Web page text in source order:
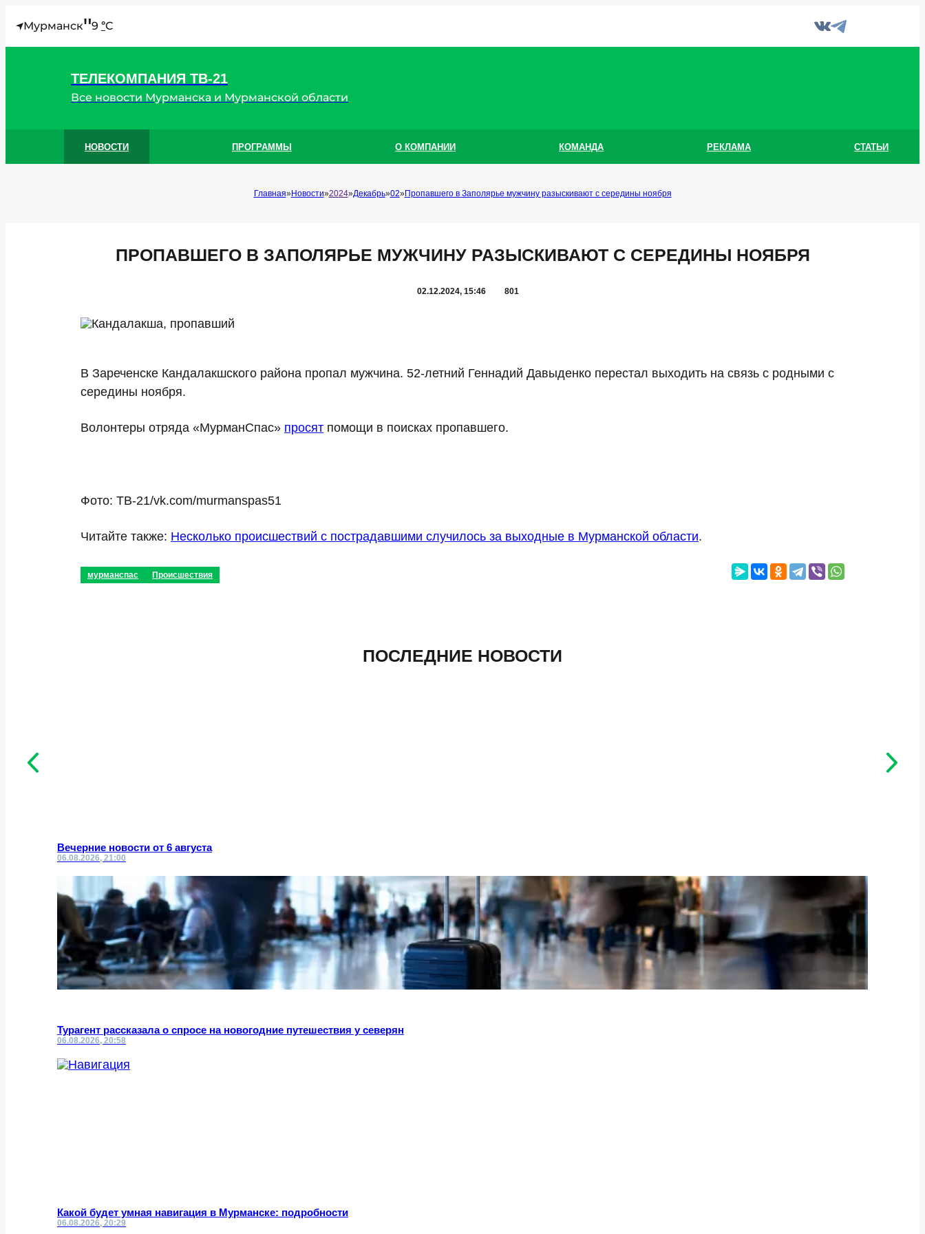
Мурманск"9 °C
ТЕЛЕКОМПАНИЯ ТВ-21
Все новости Мурманска и Мурманской области
НОВОСТИ ПРОГРАММЫ О КОМПАНИИ КОМАНДА РЕКЛАМА СТАТЬИ
Главная Новости 2024 Декабрь 02 Пропавшего в Заполярье мужчину разыскивают с середины ноября
ПРОПАВШЕГО В ЗАПОЛЯРЬЕ МУЖЧИНУ РАЗЫСКИВАЮТ С СЕРЕДИНЫ НОЯБРЯ
02.12.2024, 15:46 801
В Зареченске Кандалакшского района пропал мужчина. 52-летний Геннадий Давыденко перестал выходить на связь с родными с
середины ноября.
Волонтеры отряда «МурманСпас» просят помощи в поисках пропавшего.
Фото: ТВ-21/vk.com/murmanspas51
Читайте также: Несколько происшествий с пострадавшими случилось за выходные в Мурманской области.
мурманспас Происшествия
ПОСЛЕДНИЕ НОВОСТИ
Вечерние новости от 6 августа
06.08.2026, 21:00
Турагент рассказала о спросе на новогодние путешествия у северян
06.08.2026, 20:58
Какой будет умная навигация в Мурманске: подробности
06.08.2026, 20:29